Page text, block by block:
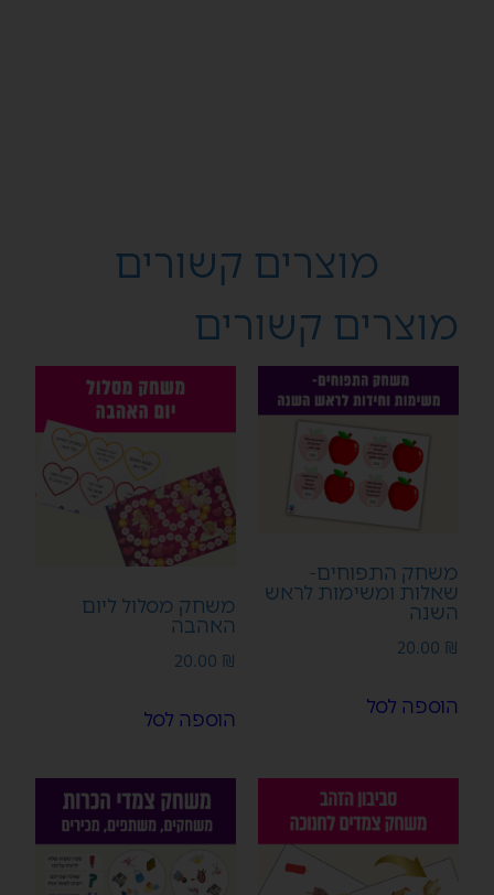
מוצרים קשורים
מוצרים קשורים
משחק התפוחים-
שאלות ומשימות לראש
השנה
20.00 ₪
הוספה לסל
משחק מסלול ליום
האהבה
20.00 ₪
הוספה לסל